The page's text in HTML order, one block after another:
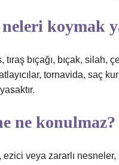
koymak
bıçağı, bıçak, silah,
tornavida, saç
ne konulmaz?
ezici veya zararlı